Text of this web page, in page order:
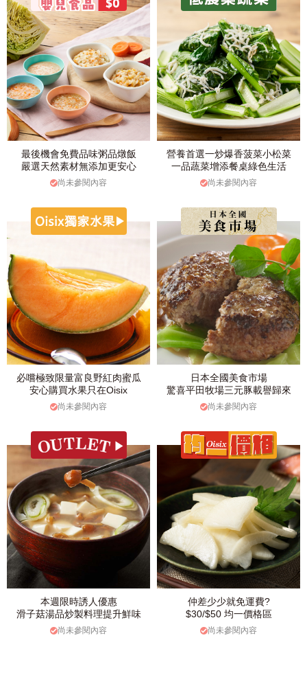
最後機會免費品味粥品燉飯
嚴選天然素材無添加更安心
尚未參閱內容
營養首選一炒爆香菠菜小松菜
一品蔬菜增添餐桌綠色生活
尚未參閱內容
必嚐極致限量富良野紅肉蜜瓜
安心購買水果只在Oisix
尚未參閱內容
日本全國美食市場
驚喜平田牧場三元豚載譽歸來
尚未參閱內容
本週限時誘人優惠
滑子菇湯品炒製料理提升鮮味
尚未參閱內容
仲差少少就免運費?
$30/$50 均一價格區
尚未參閱內容